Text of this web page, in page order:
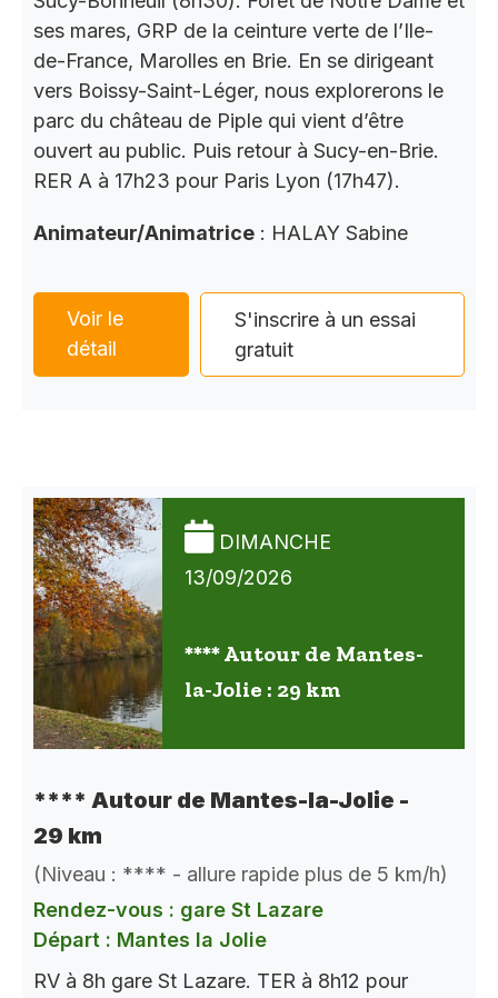
ses mares, GRP de la ceinture verte de l’Ile-
de-France, Marolles en Brie. En se dirigeant
vers Boissy-Saint-Léger, nous explorerons le
parc du château de Piple qui vient d’être
ouvert au public. Puis retour à Sucy-en-Brie.
RER A à 17h23 pour Paris Lyon (17h47).
Animateur/Animatrice : HALAY Sabine
Voir le
détail
S'inscrire à un essai
gratuit
DIMANCHE
13/09/2026
**** Autour de Mantes-
la-Jolie : 29 km
**** Autour de Mantes-la-Jolie -
29 km
(Niveau : **** - allure rapide plus de 5 km/h)
Rendez-vous : gare St Lazare
Départ : Mantes la Jolie
RV à 8h gare St Lazare. TER à 8h12 pour